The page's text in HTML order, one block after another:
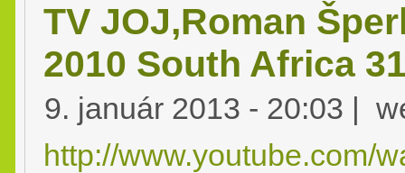
TV JOJ,Roman
2010 South Africa
9. január 2013 - 20:03 |
http://www.youtube.com/